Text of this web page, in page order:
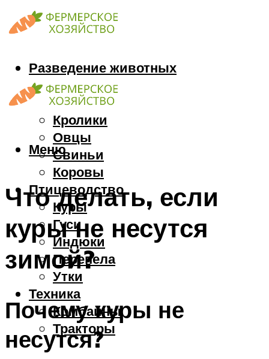
Разведение животных
Козы
Кони
Кролики
Овцы
Свиньи
Коровы
Птицеводство
Куры
Гуси
Индюки
Перепела
Утки
Техника
Комбайны
Тракторы
Меню
Что делать, если
куры не несутся
зимой?
Почему куры не
несутся?